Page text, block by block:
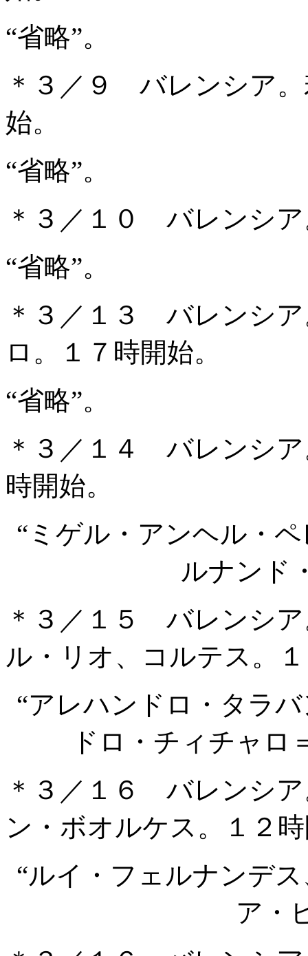
“省略”。
＊３／９ バレンシア
始。
“省略”。
＊３／１０ バレンシ
“省略”。
＊３／１３ バレンシ
ロ。１７時開始。
“省略”。
＊３／１４ バレンシ
時開始。
“ミゲル・アンヘル・
ルナンド
＊３／１５ バレンシ
ル・リオ、コルテス。
“アレハンドロ・タラ
ドロ・チィチャロ
＊３／１６ バレンシ
ン・ボオルケス。１２
“ルイ・フェルナンデ
ア・